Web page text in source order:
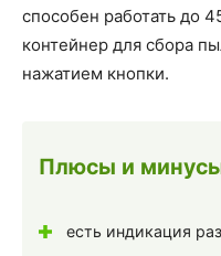
способен работать до
контейнер для сбора
нажатием кнопки.
Плюсы и
есть индикация